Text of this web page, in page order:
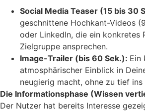
Social Media Teaser (15 bis 30
geschnittene Hochkant-Videos
oder LinkedIn, die ein konkretes
Zielgruppe ansprechen.
Image-Trailer (bis 60 Sek.): Ein
atmosphärischer Einblick in
neugierig macht, ohne zu tief
Die Informationsphase (Wissen
Der Nutzer hat bereits Interesse